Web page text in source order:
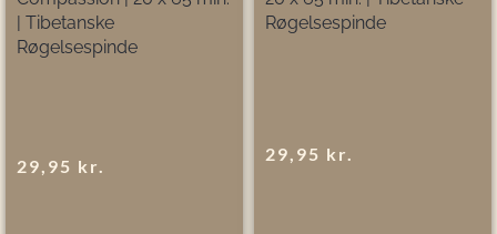
| Tibetanske
Røgelsespinde
29,95 kr.
Røgelsespinde
29,95 kr.